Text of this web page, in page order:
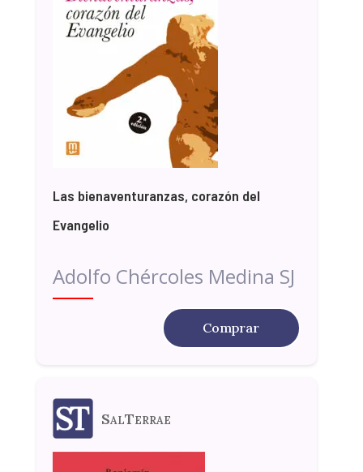
Las bienaventuranzas, corazón del
Evangelio
Adolfo Chércoles Medina SJ
Comprar
SalTerrae